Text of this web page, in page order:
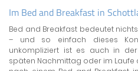
Im Bed and Breakfast in
Bed and Breakfast bedeutet
– und so einfach dieses
unkompliziert ist es auch in
späten Nachmittag oder im Laufe